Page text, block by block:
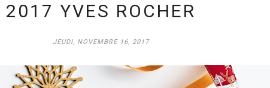
2017 YVES ROCHER
JEUDI, NOVEMBRE 16, 2017